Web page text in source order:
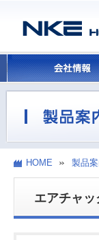
HOME 製品
エアチャッ